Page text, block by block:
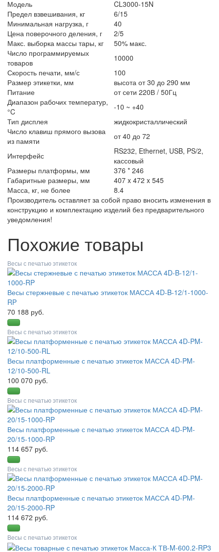
Модель
CL3000-15N
Предел взвешивания, кг
6/15
Минимальная нагрузка, г
40
Цена поверочного деления, г
2/5
Макс. выборка массы тары, кг
50% макс.
Число программируемых
товаров
10000
Скорость печати, мм/с
100
Размер этикетки, мм
высота от 30 до 290 мм
Питание
от сети 220В / 50Гц
Диапазон рабочих температур,
°C
-10 ~ +40
Тип дисплея
жидкокристаллический
Число клавиш прямого вызова
из памяти
от 40 до 72
Интерфейс
RS232, Ethernet, USB, PS/2,
кассовый
Размеры платформы, мм
376 * 246
Габаритные размеры, мм
407 x 472 x 545
Масса, кг, не более
8.4
Производитель оставляет за собой право вносить изменения в
конструкцию и комплектацию изделий без предварительного
уведомления!
Похожие товары
Весы с печатью этикеток
Весы стержневые с печатью этикеток МАССА 4D-B-12/1-1000-
RP
70 188 руб.
Весы с печатью этикеток
Весы платформенные с печатью этикеток МАССА 4D-PM-
12/10-500-RL
100 070 руб.
Весы с печатью этикеток
Весы платформенные с печатью этикеток МАССА 4D-PM-
20/15-1000-RP
114 657 руб.
Весы с печатью этикеток
Весы платформенные с печатью этикеток МАССА 4D-PM-
20/15-2000-RP
114 672 руб.
Весы с печатью этикеток